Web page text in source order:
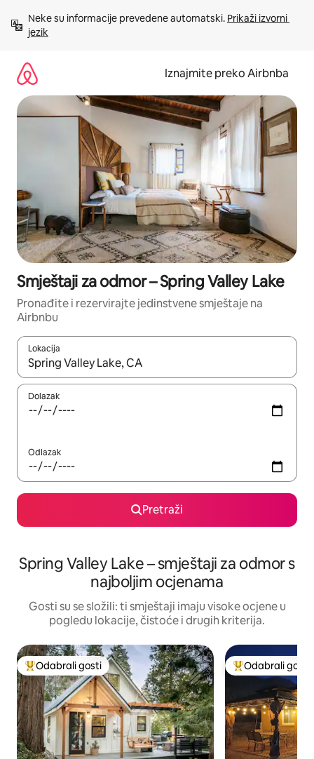
sadržaj
Neke su informacije prevedene automatski. Prikaži izvorni
jezik
Iznajmite preko Airbnba
Smještaji za odmor – Spring Valley Lake
Pronađite i rezervirajte jedinstvene smještaje na
Airbnbu
Lokacija
Kada budu dostupni rezultati, moći ćete ih pregledati
Dolazak
Odlazak
Pretraži
Spring Valley Lake – smještaji za odmor s
najboljim ocjenama
Gosti su se složili: ti smještaji imaju visoke ocjene u
pogledu lokacije, čistoće i drugih kriterija.
Među najviše rangiranima s oznakom „Odabrali gosti”
Odabrali gosti Među najviše
Odabrali gosti